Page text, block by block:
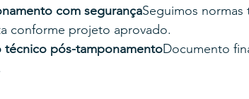
com segurançaSeguimos normas
conforme projeto aprovado.
técnico pós-tamponamentoDocumento